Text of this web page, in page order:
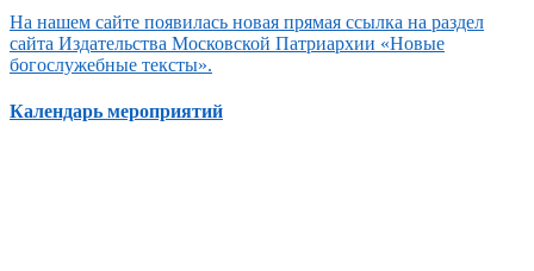
На нашем сайте появилась новая прямая ссылка на раздел
сайта Издательства Московской Патриархии «Новые
богослужебные тексты».
Календарь мероприятий